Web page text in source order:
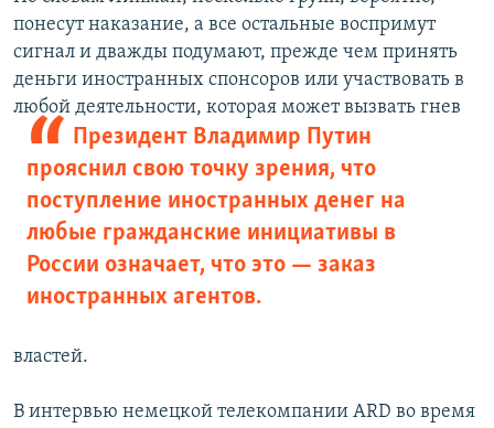
понесут наказание, а все остальные воспримут
сигнал и дважды подумают, прежде чем принять
деньги иностранных спонсоров или участвовать в
любой деятельности, которая может
Президент Владимир Путин
прояснил свою точку зрения, что
поступление иностранных денег на
любые гражданские инициативы в
России означает, что это — заказ
иностранных агентов.
вызвать гнев
властей.
В интервью немецкой телекомпании ARD во время